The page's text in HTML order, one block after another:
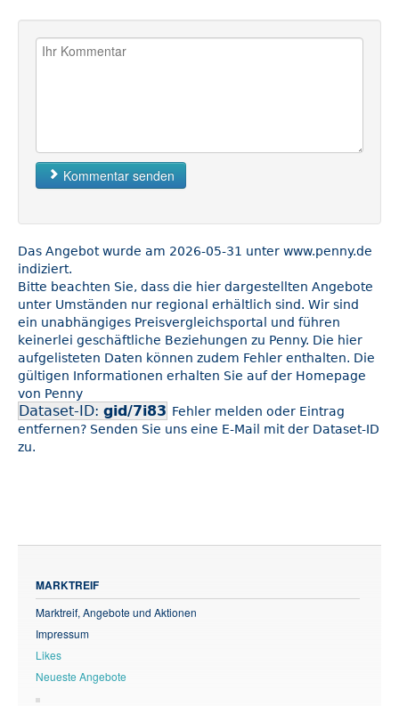
Kommentar senden
Das Angebot wurde am 2026-05-31 unter www.penny.de
indiziert.
Bitte beachten Sie, dass die hier dargestellten Angebote
unter Umständen nur regional erhältlich sind. Wir sind
ein unabhängiges Preisvergleichsportal und führen
keinerlei geschäftliche Beziehungen zu Penny. Die hier
aufgelisteten Daten können zudem Fehler enthalten. Die
gültigen Informationen erhalten Sie auf der Homepage
von Penny
Dataset-ID: gid/7i83 Fehler melden oder Eintrag
entfernen? Senden Sie uns eine E-Mail mit der Dataset-ID
zu.
MARKTREIF
Marktreif, Angebote und Aktionen
Impressum
Likes
Neueste Angebote